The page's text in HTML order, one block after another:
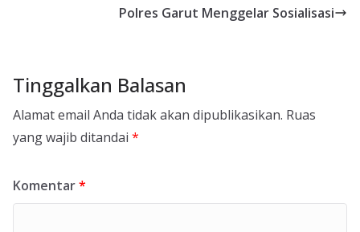
Polres Garut Menggelar Sosialisasi
Tinggalkan Balasan
Alamat email Anda tidak akan dipublikasikan. Ruas
yang wajib ditandai *
Komentar*